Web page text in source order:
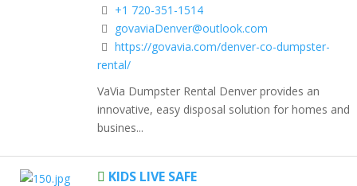
+1 720-351-1514
govaviaDenver@outlook.com
https://govavia.com/denver-co-dumpster-
rental/
VaVia Dumpster Rental Denver provides an
innovative, easy disposal solution for homes and
busines...
KIDS LIVE SAFE